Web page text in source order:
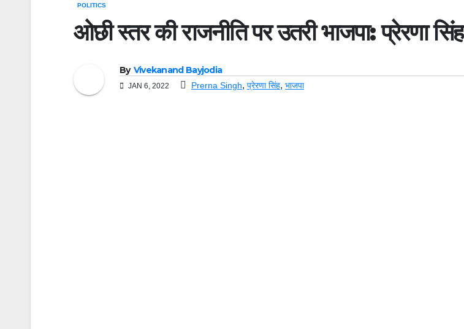
POLITICS
ओछी स्तर की राजनीति पर उतरी भाजपा: प्रेरणा सिंह
By Vivekanand Bayjodia
JAN 6, 2022 Prerna Singh, प्रेरणा सिंह, भाजपा